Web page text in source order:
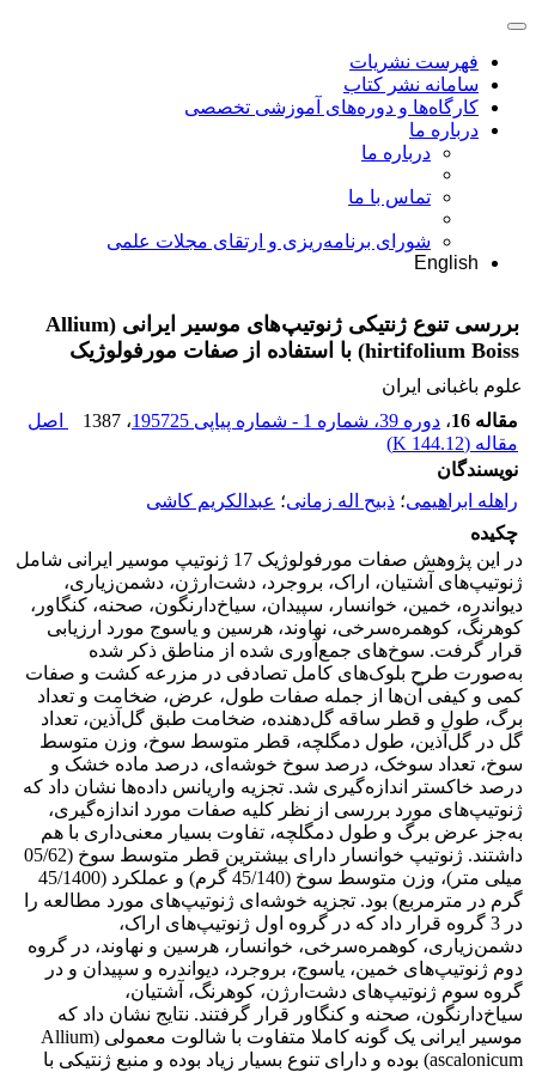
فهرست نشریات
سامانه نشر کتاب
کارگاه‌ها و دوره‌های آموزشی تخصصی
درباره ما
درباره ما
تماس با ما
شورای برنامه‌ریزی و ارتقای مجلات علمی
English
بررسی تنوع ژنتیکی ژنوتیپ‌های موسیر ایرانی (Allium
hirtifolium Boiss) با استفاده از صفات مورفولوژیک
علوم باغبانی ایران
مقاله 16
، دوره 39، شماره 1 - شماره پیاپی 195725 ، 1387
اصل
مقاله (144.12 K
)
نویسندگان
راهله ابراهیمی؛ ذبیح اله زمانی؛ عبدالکریم کاشی
چکیده
در این پژوهش صفات مورفولوژیک 17 ژنوتیپ موسیر ایرانی شامل
ژنوتیپ‌های آشتیان، اراک، بروجرد، دشت‌ارژن، دشمن‌زیاری،
دیواندره، خمین، خوانسار، سپیدان، سیاخ‌دارنگون، صحنه، کنگاور،
کوهرنگ، کوهمره‌سرخی، نهاوند، هرسین و یاسوج مورد ارزیابی
قرار گرفت. سوخ‌های جمع‌آوری شده از مناطق ذکر شده
به‌صورت طرح بلوک‌های کامل تصادفی در مزرعه کشت و صفات
کمی و کیفی آن‌ها از جمله صفات طول، عرض، ضخامت و تعداد
برگ، طول و قطر ساقه گل‌دهنده، ضخامت طبق گل‌آذین، تعداد
گل در گل‌آذین، طول دمگلچه، قطر متوسط سوخ، وزن متوسط
سوخ، تعداد سوخک، درصد سوخ خوشه‌ای، درصد ماده خشک و
درصد خاکستر اندازه‌گیری شد. تجزیه واریانس داده‌ها نشان داد که
ژنوتیپ‌‌های مورد بررسی از نظر کلیه صفات مورد اندازه‌گیری،
به‌جز عرض برگ و طول دمگلچه، تفاوت بسیار معنی‌داری با هم
داشتند. ژنوتیپ خوانسار دارای بیشترین قطر متوسط سوخ (05/62
میلی متر)، وزن متوسط سوخ (45/140 گرم) و عملکرد (45/1400
گرم در متر‌مربع) بود. تجزیه خوشه‌ای ژنوتیپ‌های مورد مطالعه را
در 3 گروه قرار داد که در گروه اول ژنوتیپ‌های اراک،
دشمن‌زیاری، کوهمره‌سرخی، خوانسار، هرسین و نهاوند، در گروه
دوم ژنوتیپ‌های خمین، یاسوج، بروجرد، دیواندره و سپیدان و در
گروه سوم ژنوتیپ‌های دشت‌ارژن، کوهرنگ، آشتیان،
سیاخ‌دارنگون، صحنه و کنگاور قرار گرفتند. نتایج نشان داد که
موسیر ایرانی یک گونه کاملا متفاوت با شالوت معمولی (Allium
ascalonicum) بوده و دارای تنوع بسیار زیاد بوده و منبع ژنتیکی با